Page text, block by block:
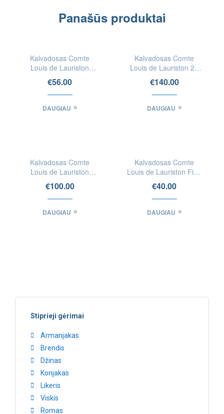
Panašūs produktai
FIZINĖSE
PARDUOTUVĖSE
Kalvadosas Comte
Louis de Lauriston
Reserve – Domfrontais
€56.00
DAUGIAU
FIZINĖSE
PARDUOTUVĖSE
Kalvadosas Comte
Louis de Lauriston 20
Ans d’âge Calvados
Domfrontais
€140.00
DAUGIAU
FIZINĖSE
PARDUOTUVĖSE
Kalvadosas Comte
Louis de Lauriston
Hors d‘Age
Domfrontais
€100.00
DAUGIAU
FIZINĖSE
PARDUOTUVĖSE
Kalvadosas Comte
Louis de Lauriston Fine
Calvados AOC
€40.00
DAUGIAU
Stiprieji gėrimai
Armanjakas
Brendis
Džinas
Konjakas
Likeris
Viskis
Romas